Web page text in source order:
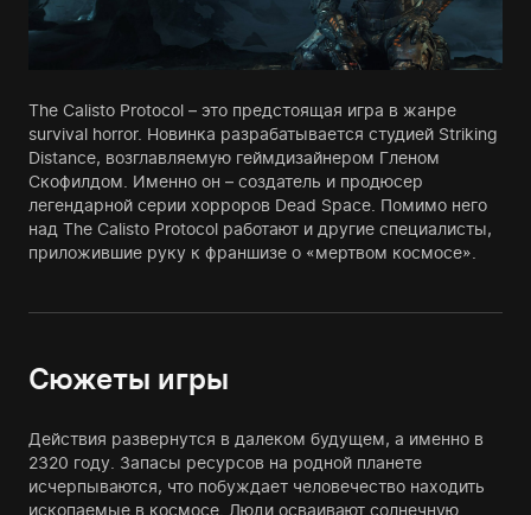
The Calisto Protocol – это предстоящая игра в жанре
survival horror. Новинка разрабатывается студией Striking
Distance, возглавляемую геймдизайнером Гленом
Скофилдом. Именно он – создатель и продюсер
легендарной серии хорроров Dead Space. Помимо него
над The Calisto Protocol работают и другие специалисты,
приложившие руку к франшизе о «мертвом космосе».
Сюжеты игры
Действия развернутся в далеком будущем, а именно в
2320 году. Запасы ресурсов на родной планете
исчерпываются, что побуждает человечество находить
ископаемые в космосе. Люди осваивают солнечную